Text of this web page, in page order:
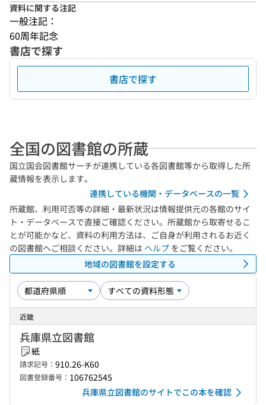
資料に関する注記
一般注記：
60周年記念
書店で探す
書店で探す
全国の図書館の所蔵
国立国会図書館サーチが連携している各図書館等から取得した所
蔵情報を表示します。
連携している機関・データベースの一覧
所蔵館、利用可否等の詳細・最新状況は情報提供元の各館のサイ
ト・データベースで直接ご確認ください。所蔵館から取寄せるこ
とが可能かなど、資料の利用方法は、ご自身が利用されるお近く
の図書館へご相談ください。詳細は ヘルプ をご覧ください。
地域の図書館を設定する
近畿
兵庫県立図書館
紙
請求記号： 910.26-K60
図書登録番号： 106762545
兵庫県立図書館のサイトでこの本を確認